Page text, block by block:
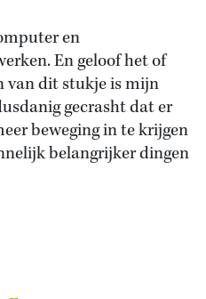
en
En geloof het of
van dit stukje is mijn
gecrasht dat er
beweging in te krijgen
belangrijker dingen